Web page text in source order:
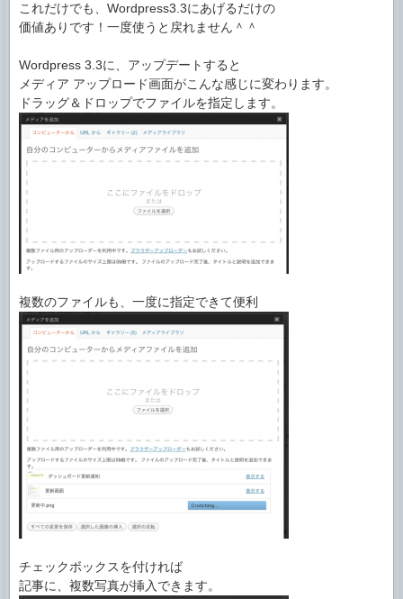
これだけでも、Wordpress3.3にあげるだけの
価値ありです！一度使うと戻れません＾＾
Wordpress 3.3に、アップデートすると
メディア アップロード画面がこんな感じに変わります。
ドラッグ＆ドロップでファイルを指定します。
複数のファイルも、一度に指定できて便利
チェックボックスを付ければ
記事に、複数写真が挿入できます。